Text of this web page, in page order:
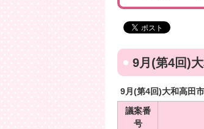
9月(第4回)
9月(第4回)大和高田
議案番
号